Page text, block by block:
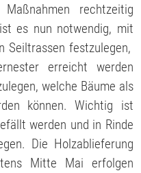
rechtzeitig
es nun notwendig, mit
Seiltrassen festzulegen,
erreicht werden
welche Bäume als
können. Wichtig ist
werden und in Rinde
Die Holzablieferung
Mitte Mai erfolgen